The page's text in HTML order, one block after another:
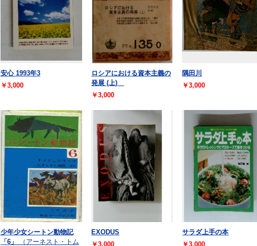
安心 1993年3
￥3,000
ロシアにおける資本主義の
発展 (上)
￥3,000
隅田川
￥3,000
少年少女シートン動物記
「6」
（アーネスト・トム
EXODUS
￥3,000
サラダ上手の本
￥3,000